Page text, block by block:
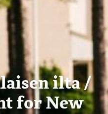
ilta /
for New